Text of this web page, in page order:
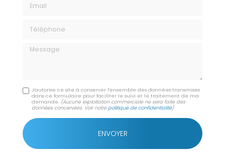
Message
J'autorise ce site à conserver l'ensemble des données transmises
dans ce formulaire pour faciliter le suivi et le traitement de ma
demande. (Aucune exploitation commerciale ne sera faite des
données concervées. Voir notrepolitique de confidentialité)